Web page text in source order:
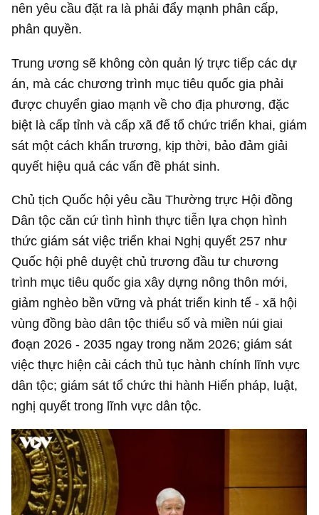
nên yêu cầu đặt ra là phải đẩy mạnh phân cấp,
phân quyền.
Trung ương sẽ không còn quản lý trực tiếp các dự
án, mà các chương trình mục tiêu quốc gia phải
được chuyển giao mạnh về cho địa phương, đặc
biệt là cấp tỉnh và cấp xã để tổ chức triển khai, giám
sát một cách khẩn trương, kịp thời, bảo đảm giải
quyết hiệu quả các vấn đề phát sinh.
Chủ tịch Quốc hội yêu cầu Thường trực Hội đồng
Dân tộc căn cứ tình hình thực tiễn lựa chọn hình
thức giám sát việc triển khai Nghị quyết 257 như
Quốc hội phê duyệt chủ trương đầu tư chương
trình mục tiêu quốc gia xây dựng nông thôn mới,
giảm nghèo bền vững và phát triển kinh tế - xã hội
vùng đồng bào dân tộc thiểu số và miền núi giai
đoạn 2026 - 2035 ngay trong năm 2026; giám sát
việc thực hiện cải cách thủ tục hành chính lĩnh vực
dân tộc; giám sát tổ chức thi hành Hiến pháp, luật,
nghị quyết trong lĩnh vực dân tộc.